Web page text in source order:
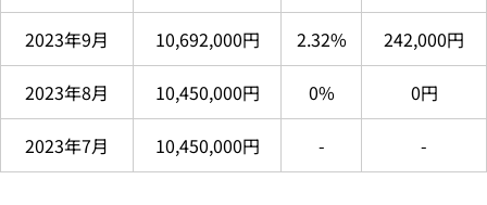
2023年9月 10,692,000円 2.32% 242,000円
2023年8月 10,450,000円 0% 0円
2023年7月 10,450,000円 - -